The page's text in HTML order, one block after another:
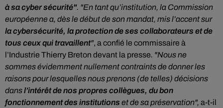
à sa cyber sécurité". "En tant qu’institution, la Commission
européenne a, dès le début de son mandat, mis l’accent sur
la cybersécurité, la protection de ses collaborateurs et de
tous ceux qui travaillent", a confié le commissaire à
l’Industrie Thierry Breton devant la presse. "Nous ne
sommes évidemment nullement contraints de donner les
raisons pour lesquelles nous prenons (de telles) décisions
dansl’intérêt de nos propres collègues, du bon
fonctionnement des institutions et de sa préservation", a-t-il